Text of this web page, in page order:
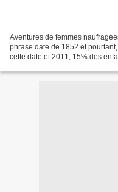
Aventures de femmes
phrase date de 1852 et
cette date et 2011, 15% des